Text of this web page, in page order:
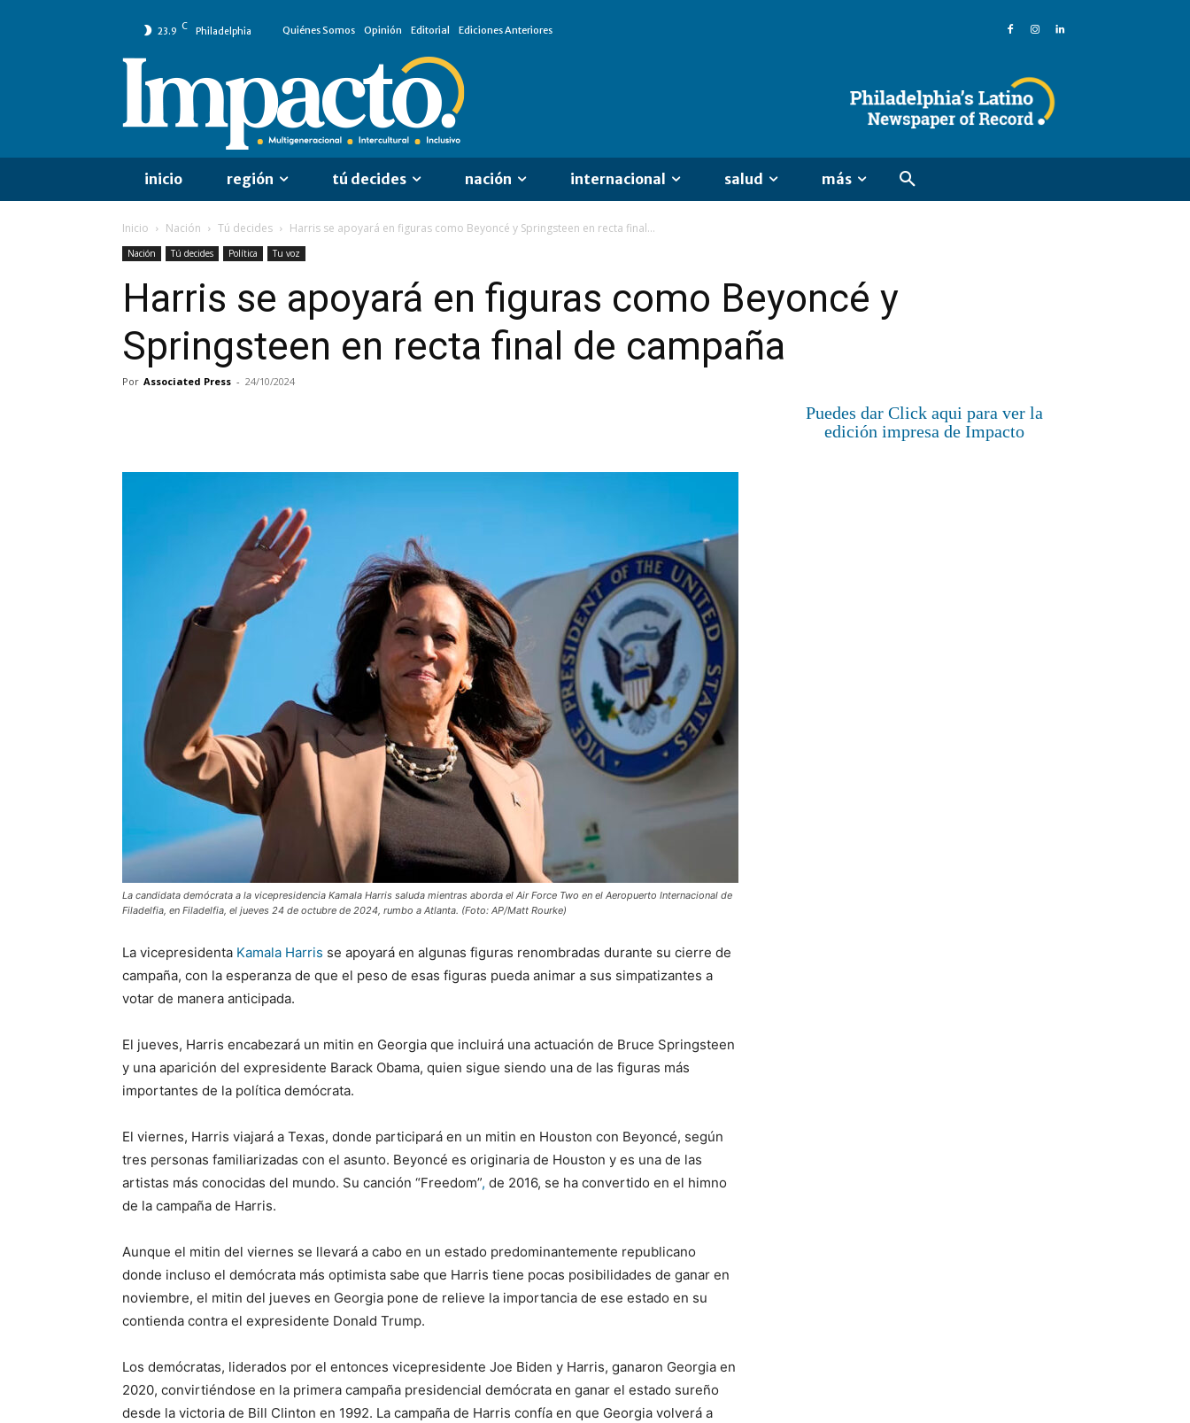
23.9 C Philadelphia Quiénes Somos Opinión Editorial Ediciones Anteriores
inicio región tú decides nación internacional salud más
Inicio Nación Tú decides Harris se apoyará en figuras como Beyoncé y Springsteen en recta final...
Nación Tú decides Política Tu voz
Harris se apoyará en figuras como Beyoncé y
Springsteen en recta final de campaña
Por Associated Press - 24/10/2024
La candidata demócrata a la vicepresidencia Kamala Harris saluda mientras aborda el Air Force Two en el Aeropuerto Internacional de
Filadelfia, en Filadelfia, el jueves 24 de octubre de 2024, rumbo a Atlanta. (Foto: AP/Matt Rourke)
La vicepresidenta Kamala Harris se apoyará en algunas figuras renombradas durante su cierre de
campaña, con la esperanza de que el peso de esas figuras pueda animar a sus simpatizantes a
votar de manera anticipada.
El jueves, Harris encabezará un mitin en Georgia que incluirá una actuación de Bruce Springsteen
y una aparición del expresidente Barack Obama, quien sigue siendo una de las figuras más
importantes de la política demócrata.
El viernes, Harris viajará a Texas, donde participará en un mitin en Houston con Beyoncé, según
tres personas familiarizadas con el asunto. Beyoncé es originaria de Houston y es una de las
artistas más conocidas del mundo. Su canción “Freedom”, de 2016, se ha convertido en el himno
de la campaña de Harris.
Aunque el mitin del viernes se llevará a cabo en un estado predominantemente republicano
donde incluso el demócrata más optimista sabe que Harris tiene pocas posibilidades de ganar en
noviembre, el mitin del jueves en Georgia pone de relieve la importancia de ese estado en su
contienda contra el expresidente Donald Trump.
Los demócratas, liderados por el entonces vicepresidente Joe Biden y Harris, ganaron Georgia en
2020, convirtiéndose en la primera campaña presidencial demócrata en ganar el estado sureño
desde la victoria de Bill Clinton en 1992. La campaña de Harris confía en que Georgia volverá a
Puedes dar Click aqui para ver la
edición impresa de Impacto